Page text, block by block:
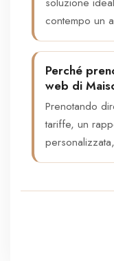
contempo un
Perché
web di
Prenotando
tariffe, un